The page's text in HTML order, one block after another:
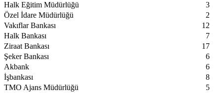
Halk Eğitim Müdürlüğü
3
Özel İdare Müdürlüğü
2
Vakıflar Bankası
12
Halk Bankası
7
Ziraat Bankası
17
Şeker Bankası
6
Akbank
6
İşbankası
8
TMO Ajans Müdürlüğü
5